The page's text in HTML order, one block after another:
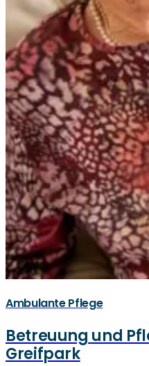
Ambulante Pflege
Betreuung und
Greifpark